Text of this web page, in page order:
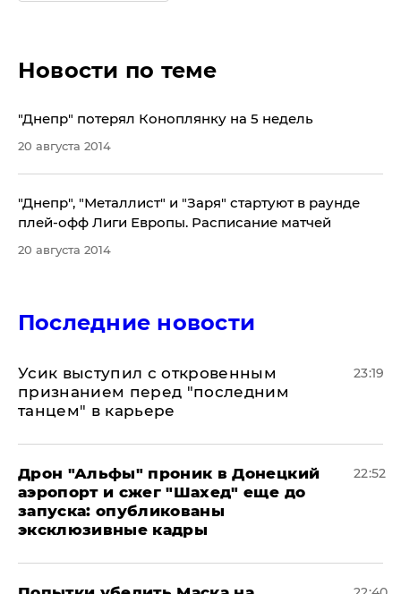
Новости по теме
"Днепр" потерял Коноплянку на 5 недель
20 августа 2014
"Днепр", "Металлист" и "Заря" стартуют в раунде
плей-офф Лиги Европы. Расписание матчей
20 августа 2014
Последние новости
Усик выступил с откровенным
признанием перед "последним
танцем" в карьере
23:19
Дрон "Альфы" проник в Донецкий
аэропорт и сжег "Шахед" еще до
запуска: опубликованы
эксклюзивные кадры
22:52